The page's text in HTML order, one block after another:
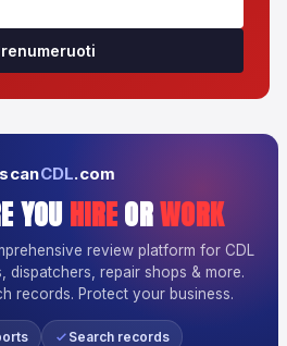
scanCDL.com
YOUHIREORWORK
review platform for CDL
dispatchers, repair shops & more.
records. Protect your business.
Search records